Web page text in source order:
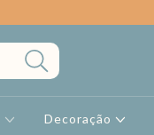
Decoração